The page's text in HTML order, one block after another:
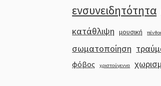
ενσυνειδητότητα
κατάθλιψη μουσική
σωματοποίηση
φόβος
χριστούγεννα